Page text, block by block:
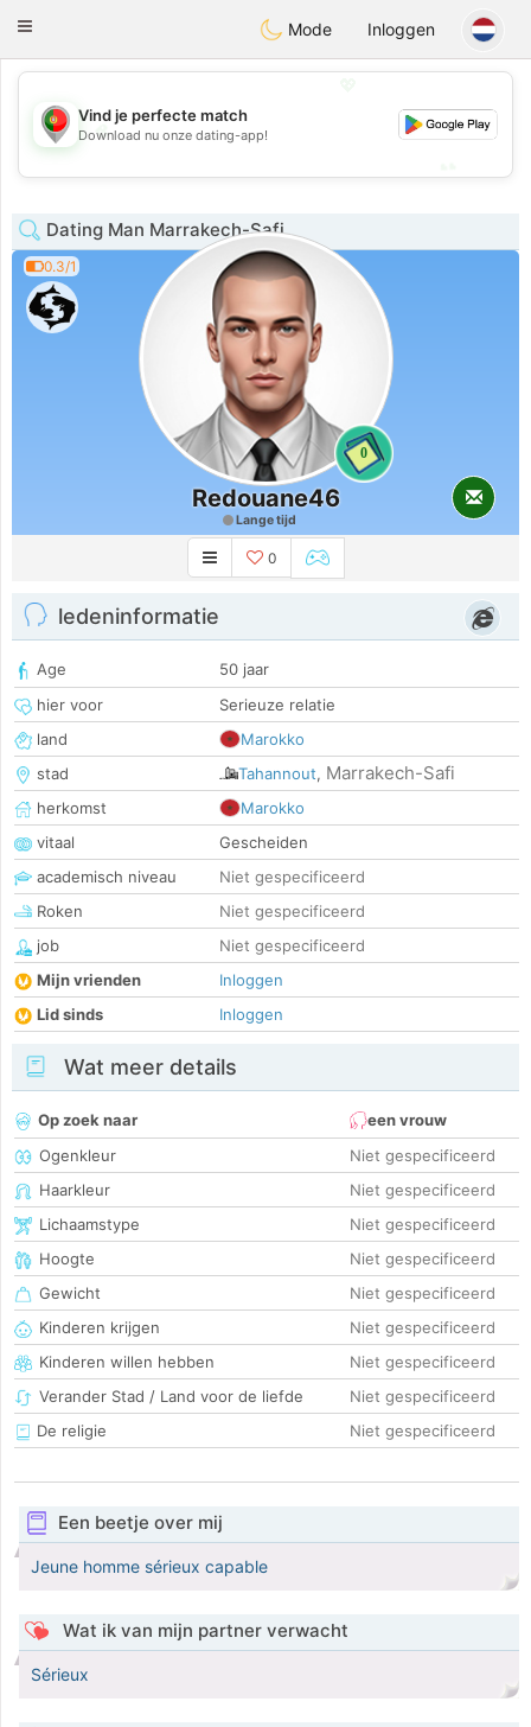
namoroPortugues
Toggle
Mode Inloggen
💖
💕
Vind je perfecte match
Download nu onze dating-app!
Dating Man Marrakech-Safi
0.3/1
0
Redouane46
Lange tijd
0
ledeninformatie
Age
50 jaar
hier voor
Serieuze relatie
land
Marokko
stad
Tahannout, Marrakech-Safi
herkomst
Marokko
vitaal
Gescheiden
academisch niveau
Niet gespecificeerd
Roken
Niet gespecificeerd
job
Niet gespecificeerd
Mijn vrienden
Inloggen
Lid sinds
Inloggen
Wat meer details
Op zoek naar
een vrouw
Ogenkleur
Niet gespecificeerd
Haarkleur
Niet gespecificeerd
Lichaamstype
Niet gespecificeerd
Hoogte
Niet gespecificeerd
Gewicht
Niet gespecificeerd
Kinderen krijgen
Niet gespecificeerd
Kinderen willen hebben
Niet gespecificeerd
Verander Stad / Land voor de liefde
Niet gespecificeerd
De religie
Niet gespecificeerd
Een beetje over mij
Jeune homme sérieux capable
Wat ik van mijn partner verwacht
Sérieux